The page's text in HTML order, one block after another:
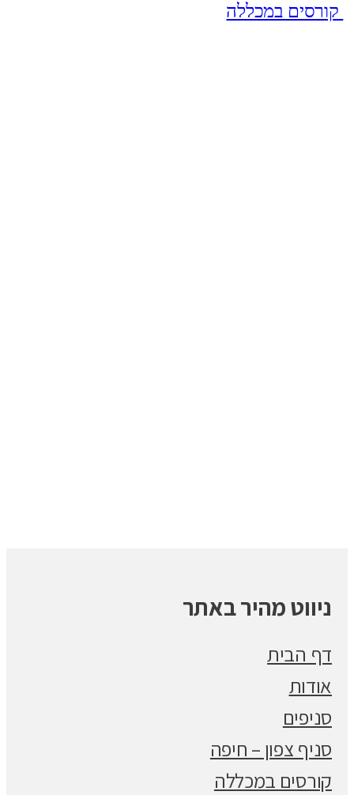
קורסים במכללה
ניווט מהיר באתר
דף הבית
אודות
סניפים
סניף צפון – חיפה
קורסים במכללה